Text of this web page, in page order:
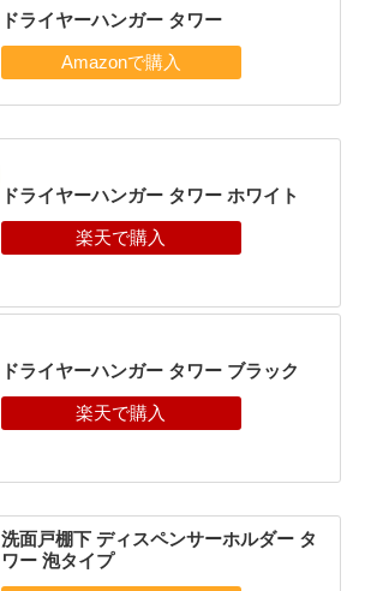
ドライヤーハンガー タワー
ドライヤーハンガー タワー ホワイト
ドライヤーハンガー タワー ブラック
洗面戸棚下 ディスペンサーホルダー タ
ワー 泡タイプ